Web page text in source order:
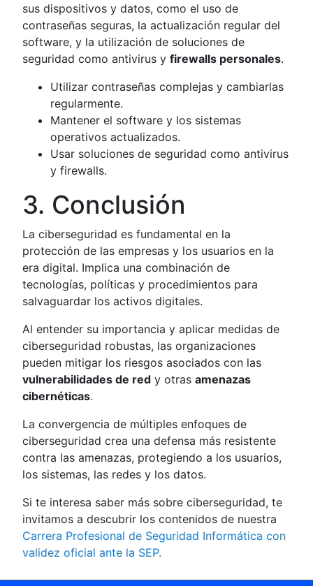
sus dispositivos y datos, como el uso de
contraseñas seguras, la actualización regular del
software, y la utilización de soluciones de
seguridad como antivirus yfirewalls personales.
Utilizar contraseñas complejas y cambiarlas
regularmente.
Mantener el software y los sistemas
operativos actualizados.
Usar soluciones de seguridad como antivirus
y firewalls.
3. Conclusión
La ciberseguridad es fundamental en la
protección de las empresas y los usuarios en la
era digital. Implica una combinación de
tecnologías, políticas y procedimientos para
salvaguardar los activos digitales.
Al entender su importancia y aplicar medidas de
ciberseguridad robustas, las organizaciones
pueden mitigar los riesgos asociados con las
vulnerabilidades de red y otrasamenazas
cibernéticas.
La convergencia de múltiples enfoques de
ciberseguridad crea una defensa más resistente
contra las amenazas, protegiendo a los usuarios,
los sistemas, las redes y los datos.
Si te interesa saber más sobre ciberseguridad, te
invitamos a descubrir los contenidos de nuestra
Carrera Profesional de Seguridad Informática con
validez oficial ante la SEP.